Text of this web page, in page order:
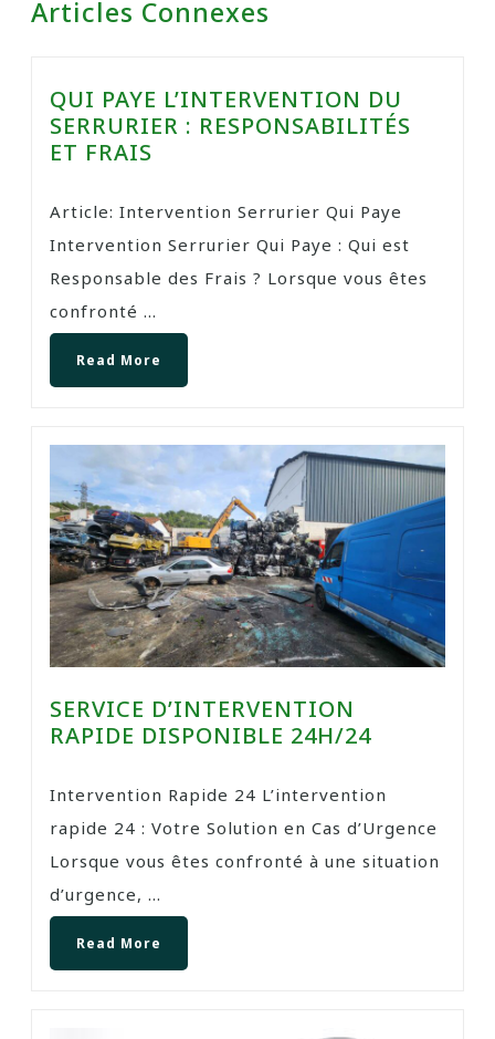
Articles Connexes
QUI PAYE L’INTERVENTION DU
SERRURIER : RESPONSABILITÉS
ET FRAIS
Article: Intervention Serrurier Qui Paye
Intervention Serrurier Qui Paye : Qui est
Responsable des Frais ? Lorsque vous êtes
confronté ...
Read More
SERVICE D’INTERVENTION
RAPIDE DISPONIBLE 24H/24
Intervention Rapide 24 L’intervention
rapide 24 : Votre Solution en Cas d’Urgence
Lorsque vous êtes confronté à une situation
d’urgence, ...
Read More